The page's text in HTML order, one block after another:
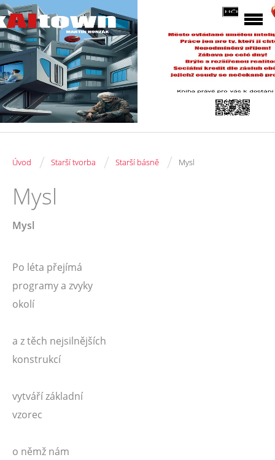
Úvod / Starší tvorba / Starší básně / Mysl
Mysl
Mysl
Po léta přejímá
programy a zvyky
okolí
a z těch nejsilnějších
konstrukcí
vytváří základní
vzorec
o němž nám